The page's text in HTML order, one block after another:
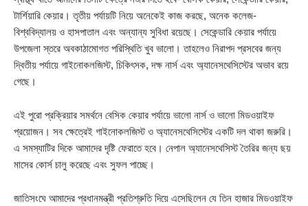
টার্শিয়ারি কেয়ার। তৃতীয় পর্যায়টি নিয়ে অনেকেই কাজ করছে, অনেক কলেজ-
বিশ্ববিদ্যালয় ও হাসপাতাল এবং অন্যান্য সুবিধা রয়েছে। সেকেন্ডারি কেয়ার পর্যায়ে
উপজেলা স্তরে অবকাঠামোগত পরিস্থিতি খুব ভালো। তাহলেও নিরাপদ প্রসবের জন্য
দ্বিতীয় পর্যায়ে গাইনোকলজিস্ট, চিকিৎসক, দক্ষ নার্স এবং অ্যানেসথেসিস্টের অভাব রয়ে
গেছে।
এই পুরো প্রক্রিয়ার সমর্থনে বেসিক কেয়ার পর্যায়ে ভালো নার্স ও ভালো মিডওয়াইফ
প্রয়োজন। সব ক্ষেত্রেই গাইনোকলজিস্ট ও অ্যানেসথেসিস্টের একটি দল থাকা জরুরি।
এ সমস্যাটির দিকে আমাদের দৃষ্টি ফেরাতে হবে। নেপাল অ্যানেসথেসিস্ট তৈরির জন্য ছয়
মাসের কোর্স চালু করেছে এবং সুফল পাচ্ছে।
জাতিসংঘে আমাদের প্রধানমন্ত্রী প্রতিশ্রুতি দিয়ে এসেছিলেন যে তিন হাজার মিডওয়াইফ